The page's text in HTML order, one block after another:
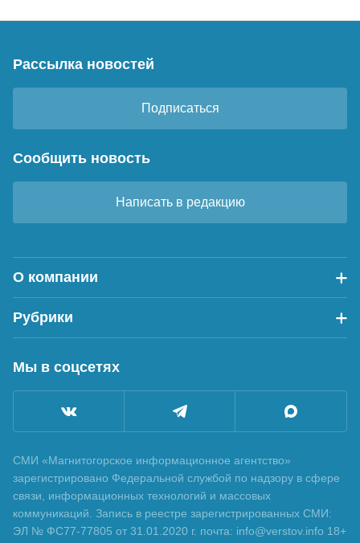
Рассылка новостей
Подписаться
Сообщить новость
Написать в редакцию
О компании
Рубрики
Мы в соцсетях
СМИ «Магнитогорское информационное агентство»
зарегистрировано Федеральной службой по надзору в сфере
связи, информационных технологий и массовых
коммуникаций. Запись в реестре зарегистрированных СМИ:
ЭЛ № ФС77-77805 от 31.01.2020 г. почта: info@verstov.info 18+